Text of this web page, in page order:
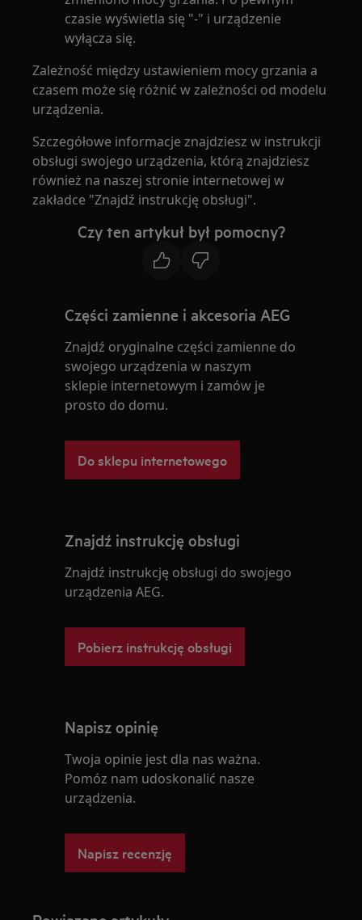
czasie wyświetla się "-" i urządzenie
wyłącza się.
Zależność między ustawieniem mocy grzania a
czasem może się różnić w zależności od modelu
urządzenia.
Szczegółowe informacje znajdziesz w instrukcji
obsługi swojego urządzenia, którą znajdziesz
również na naszej stronie internetowej w
zakładce "Znajdź instrukcję obsługi".
Czy ten artykuł był pomocny?
Części zamienne i akcesoria AEG
Znajdź oryginalne części zamienne do
swojego urządzenia w naszym
sklepie internetowym i zamów je
prosto do domu.
Do sklepu internetowego
Znajdź instrukcję obsługi
Znajdź instrukcję obsługi do swojego
urządzenia AEG.
Pobierz instrukcję obsługi
Napisz opinię
Twoja opinie jest dla nas ważna.
Pomóz nam udoskonalić nasze
urządzenia.
Napisz recenzję